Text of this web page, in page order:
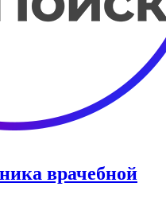
врачебной